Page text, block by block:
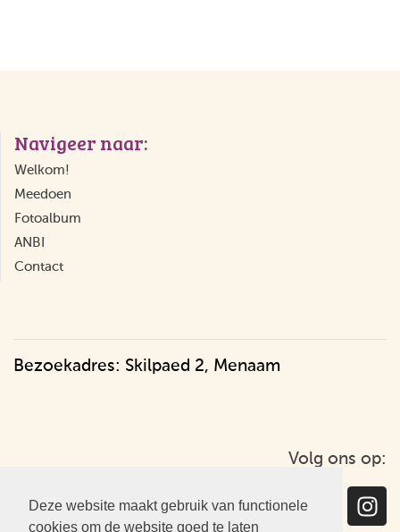
Deze website maakt gebruik van functionele
cookies om de website goed te laten
Navigeer naar:
Welkom!
Meedoen
Fotoalbum
ANBI
Contact
Bezoekadres: Skilpaed 2, Menaam
Volg ons op: